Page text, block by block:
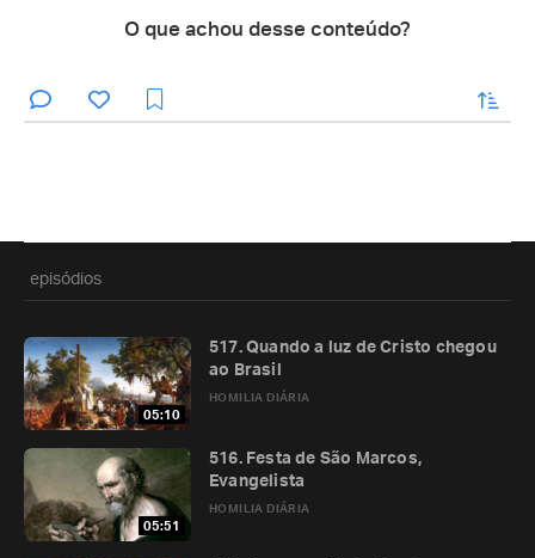
O que achou desse conteúdo?
enviar
episódios
05:10
HOMILIA DIÁRIA
517. Quando a luz de Cristo chegou
ao Brasil
05:51
HOMILIA DIÁRIA
516. Festa de São Marcos,
Evangelista